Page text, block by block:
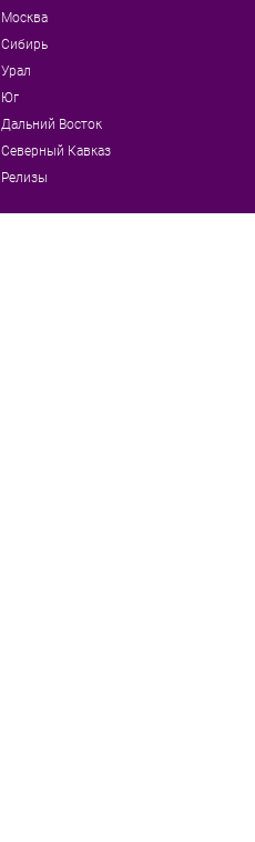
Москва
Сибирь
Урал
Юг
Дальний Восток
Северный Кавказ
Релизы